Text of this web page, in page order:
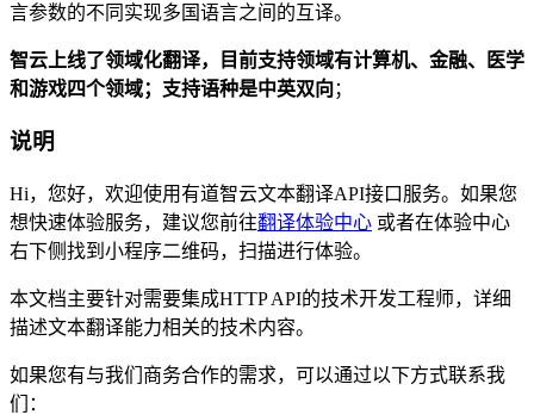
言参数的不同实现多国语言之间的互译。
智云上线了领域化翻译，目前支持领域有计算机、金融、医学
和游戏四个领域；支持语种是中英双向 ；
说明
Hi，您好，欢迎使用有道智云文本翻译API接口服务。如果您
想快速体验服务，建议您前往翻译体验中心 或者在体验中心
右下侧找到小程序二维码，扫描进行体验。
本文档主要针对需要集成HTTP API的技术开发工程师，详细
描述文本翻译能力相关的技术内容。
如果您有与我们商务合作的需求，可以通过以下方式联系我
们：